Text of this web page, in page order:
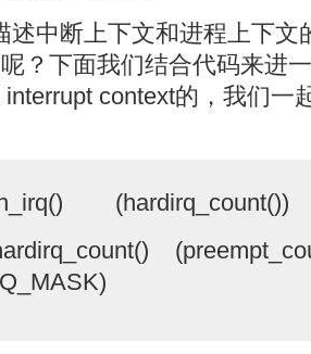
述中断上下文和进程上下文
？下面我们结合代码来进
interrupt context的，我们一
(hardirq_count())